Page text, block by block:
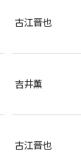
古江晋也
吉井薫
古江晋也